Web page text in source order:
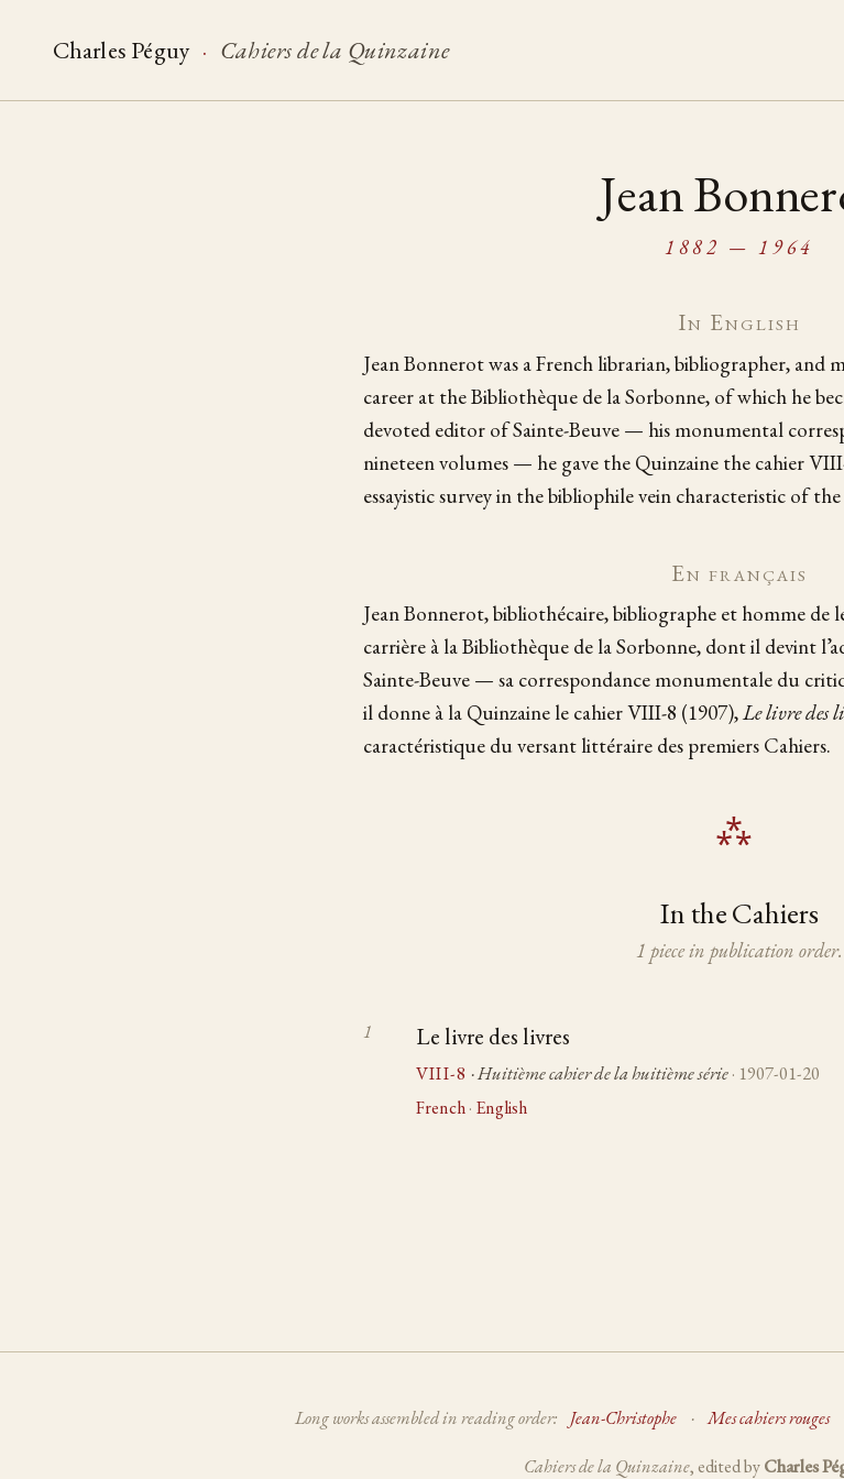
Charles Péguy · Cahiers de la Quinzaine
Jean
1882 — 1964
In English
Jean Bonnerot was a French librarian, bibliographer, and
career at the Bibliothèque de la Sorbonne, of which he
devoted editor of Sainte-Beuve — his monumental
nineteen volumes — he gave the Quinzaine the cahier
essayistic survey in the bibliophile vein characteristic of
En français
Jean Bonnerot, bibliothécaire, bibliographe et homme de
carrière à la Bibliothèque de la Sorbonne, dont il devint
Sainte-Beuve — sa correspondance monumentale du
il donne à la Quinzaine le cahier VIII-8 (1907),Le livre des
caractéristique du versant littéraire des premiers Cahiers.
In the Cahiers
1 piece in publication order.
Le livre des livres
VIII-8 · Huitième cahier de la huitième série · 1907-01-20
French · English
Long works assembled in reading order: Jean-Christophe · Mes cahiers rouges
Cahiers de la Quinzaine, edited byCharles